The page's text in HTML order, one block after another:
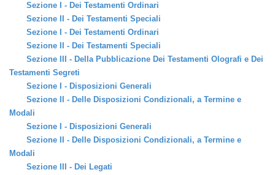
Sezione I - Dei Testamenti Ordinari
Sezione II - Dei Testamenti Speciali
Sezione I - Dei Testamenti Ordinari
Sezione II - Dei Testamenti Speciali
Sezione III - Della Pubblicazione Dei Testamenti Olografi e Dei
Testamenti Segreti
Sezione I - Disposizioni Generali
Sezione II - Delle Disposizioni Condizionali, a Termine e
Modali
Sezione I - Disposizioni Generali
Sezione II - Delle Disposizioni Condizionali, a Termine e
Modali
Sezione III - Dei Legati